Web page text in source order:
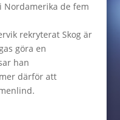
Nordamerika de fem
rekryterat Skog är
göra en
han
därför att